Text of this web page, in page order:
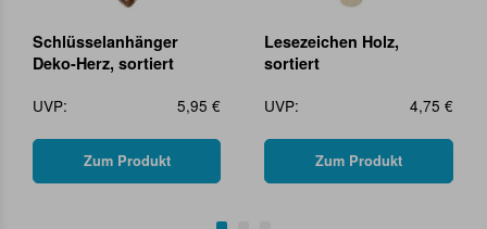
Schlüsselanhänger
Deko-Herz, sortiert
UVP:
5,95 €
Zum Produkt
Lesezeichen Holz,
sortiert
UVP:
4,75 €
Zum Produkt